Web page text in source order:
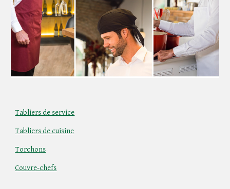
Tabliers de service
Tabliers de cuisine
Torchons
Couvre-chefs